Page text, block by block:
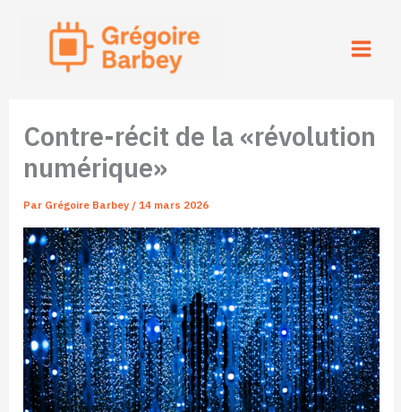
contenu
Contre-récit de la «révolution
numérique»
Par Grégoire Barbey /14 mars 2026